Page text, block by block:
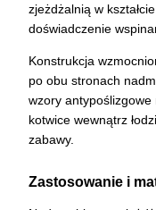
zjeżdżalnią w
doświadczenie
Konstrukcja
po obu stronach
wzory
kotwice wewnątrz
zabawy.
Zastosowanie i